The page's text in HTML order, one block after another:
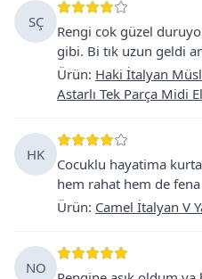
SÇ
Rengi cok güzel
gibi. Bi tık uzun geldi
Ürün: Haki İtalyan
Astarlı Tek Parça Midi
HK
Cocuklu hayatima
hem rahat hem de
Ürün: Camel İtalyan V
NO